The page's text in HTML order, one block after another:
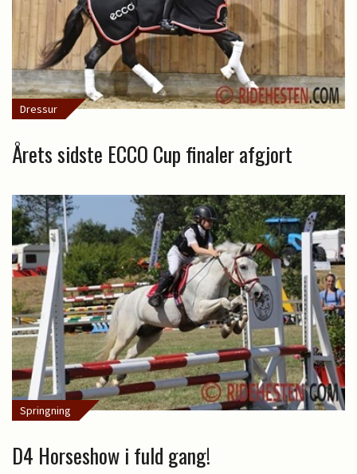
Dressur
Årets sidste ECCO Cup finaler afgjort
Springning
D4 Horseshow i fuld gang!